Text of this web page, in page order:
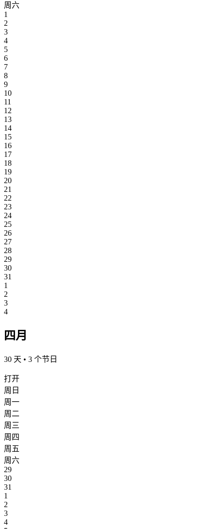
周六
1
2
3
4
5
6
7
8
9
10
11
12
13
14
15
16
17
18
19
20
21
22
23
24
25
26
27
28
29
30
31
1
2
3
4
四月
30 天 • 3 个节日
打开
周日
周一
周二
周三
周四
周五
周六
29
30
31
1
2
3
4